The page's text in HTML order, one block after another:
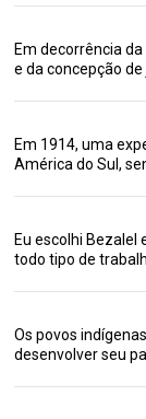
Em decorrência
e da concepção
Em 1914, uma
América do Sul,
Eu escolhi
todo tipo de
Os povos
desenvolver seu